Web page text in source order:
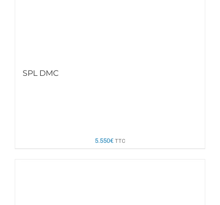
SPL DMC
5.550€ TTC